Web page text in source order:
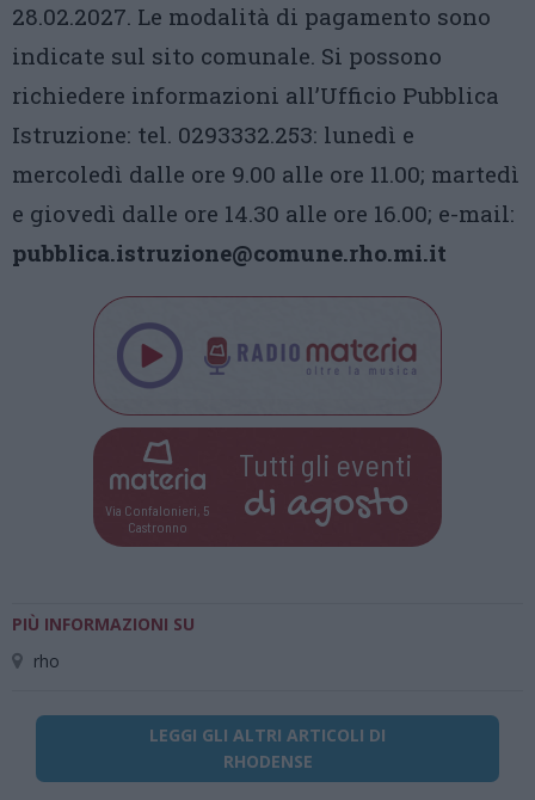
28.02.2027. Le modalità di pagamento sono
indicate sul sito comunale. Si possono
richiedere informazioni all’Ufficio Pubblica
Istruzione: tel. 0293332.253: lunedì e
mercoledì dalle ore 9.00 alle ore 11.00; martedì
e giovedì dalle ore 14.30 alle ore 16.00; e-mail:
pubblica.istruzione@comune.rho.mi.it
Via Confalonieri, 5
Castronno
Tutti gli eventi
di agosto
PIÙ INFORMAZIONI SU
rho
LEGGI GLI ALTRI ARTICOLI DI
RHODENSE